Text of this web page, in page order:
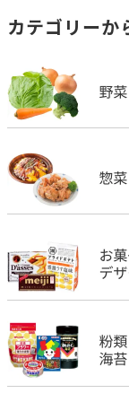
カテゴリーか